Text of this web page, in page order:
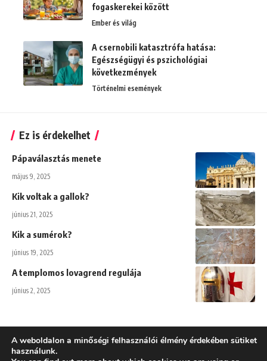
fogaskerekei között
Ember és világ
A csernobili katasztrófa hatása:
Egészségügyi és pszichológiai
következmények
Történelmi események
Ez is érdekelhet
Pápaválasztás menete
május 9, 2025
Kik voltak a gallok?
június 21, 2025
Kik a sumérok?
június 19, 2025
A templomos lovagrend regulája
június 2, 2025
A weboldalon a minőségi felhasználói élmény érdekében sütiket
használunk.